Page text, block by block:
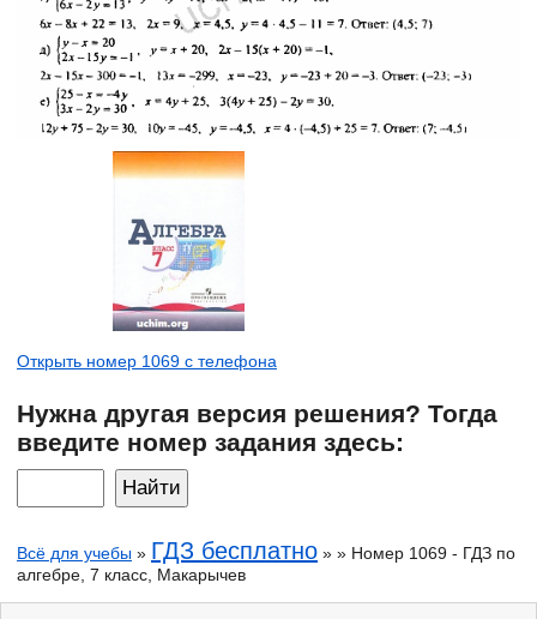
Открыть номер 1069 с телефона
Нужна другая версия решения? Тогда
введите номер задания здесь:
Всё для учебы » ГДЗ бесплатно » » Номер 1069 - ГДЗ по
алгебре, 7 класс, Макарычев